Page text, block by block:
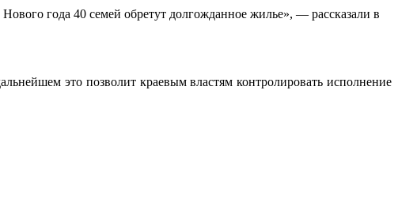
года 40 семей обретут долгожданное жилье», — рассказали в
это позволит краевым властям контролировать исполнение